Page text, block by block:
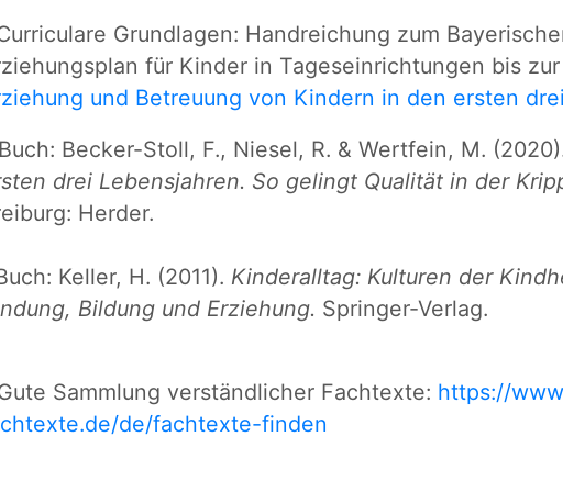
Grundlagen: Handreichung zum
für Kinder in Tageseinrichtungen bis
und Betreuung von Kindern in den ersten
Buch: Becker-Stoll, F., Niesel, R. & Wertfein, M.
drei Lebensjahren. So gelingt Qualität in der
Herder.
Keller, H. (2011). Kinderalltag: Kulturen der
Bildung und Erziehung. Springer-Verlag.
Sammlung verständlicher Fachtexte: https://
de/fachtexte-finden